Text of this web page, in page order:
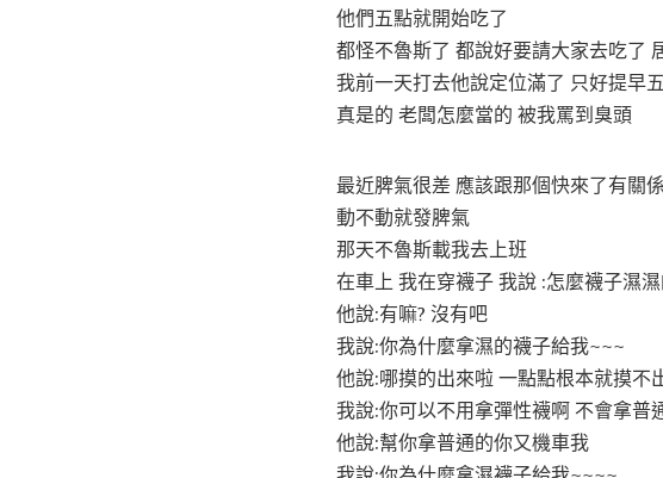
他們五點就開始吃了
都怪不魯斯了 都說好要請大家去吃了
我前一天打去他說定位滿了 只好提早
真是的 老闆怎麼當的 被我罵到臭頭
最近脾氣很差 應該跟那個快來了有關
動不動就發脾氣
那天不魯斯載我去上班
在車上 我在穿襪子 我說 :怎麼襪子濕
他說:有嘛? 沒有吧
我說:你為什麼拿濕的襪子給我~~~
他說:哪摸的出來啦 一點點根本就摸不
我說:你可以不用拿彈性襪啊 不會拿普
他說:幫你拿普通的你又機車我